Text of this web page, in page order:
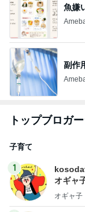
魚嫌
副作
トップブロガ
子育て
1
オギャ
オギャ子